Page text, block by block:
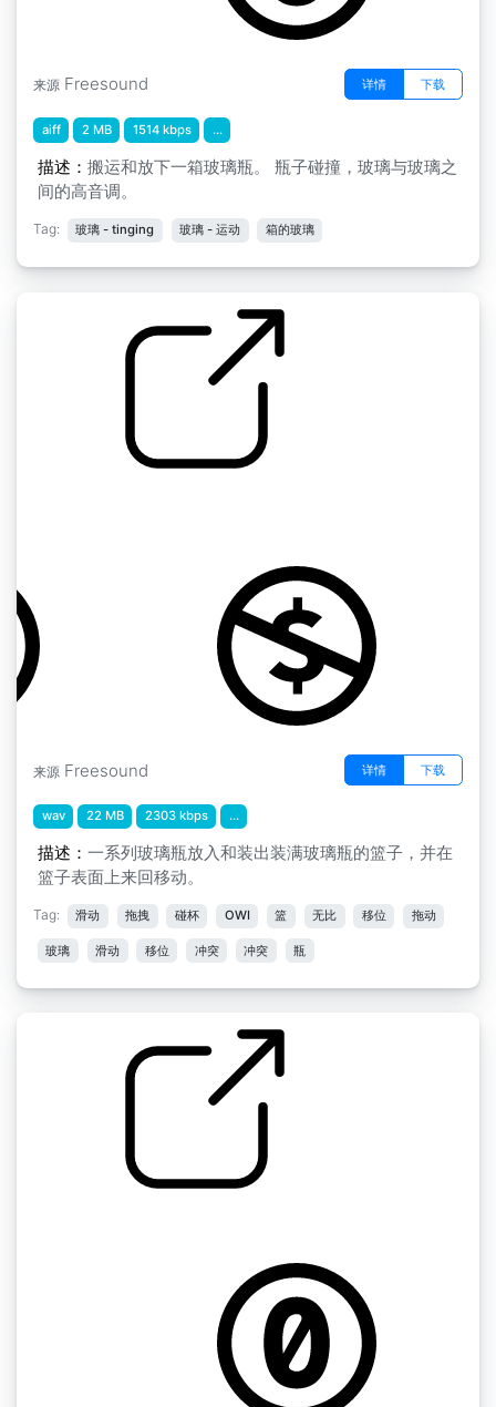
来源 Freesound 详情 下载
aiff 2 MB 1514 kbps ...
描述： 搬运和放下一箱玻璃瓶。 瓶子碰撞，玻璃与玻璃之
间的高音调。
Tag: 玻璃 - tinging 玻璃 - 运动 箱的玻璃
来源 Freesound 详情 下载
wav 22 MB 2303 kbps ...
描述： 一系列玻璃瓶放入和装出装满玻璃瓶的篮子，并在
篮子表面上来回移动。
Tag: 滑动 拖拽 碰杯 OWI 篮 无比 移位 拖动
玻璃 滑动 移位 冲突 冲突 瓶